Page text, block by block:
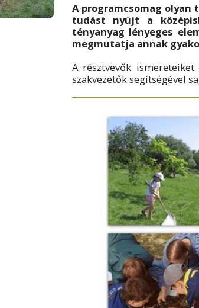
A programcsomag
tudást nyújt a
tényanyag lényeges
megmutatja annak
A résztvevők
szakvezetők segítségével